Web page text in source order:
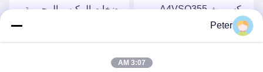
ريكسروث A4VSO355
مضخة المكبس مجموعة
دوارة مضخة هيدروليكية من
مضخات المكبس المحورية
Peter
3:07 AM